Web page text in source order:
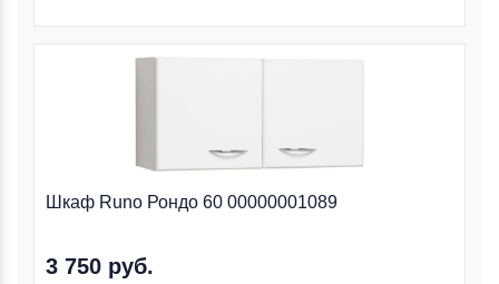
Шкаф Runo Рондо 60 00000001089
3 750 руб.